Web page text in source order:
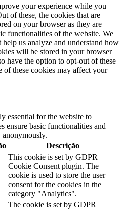
your experience while you
of these, the cookies that are
on your browser as they are
functionalities of the website. We
us analyze and understand how
will be stored in your browser
have the option to opt-out of these
these cookies may affect your
essential for the website to
ensure basic functionalities and
anonymously.
Descrição
This cookie is set by GDPR
Cookie Consent plugin. The
cookie is used to store the user
consent for the cookies in the
category "Analytics".
The cookie is set by GDPR